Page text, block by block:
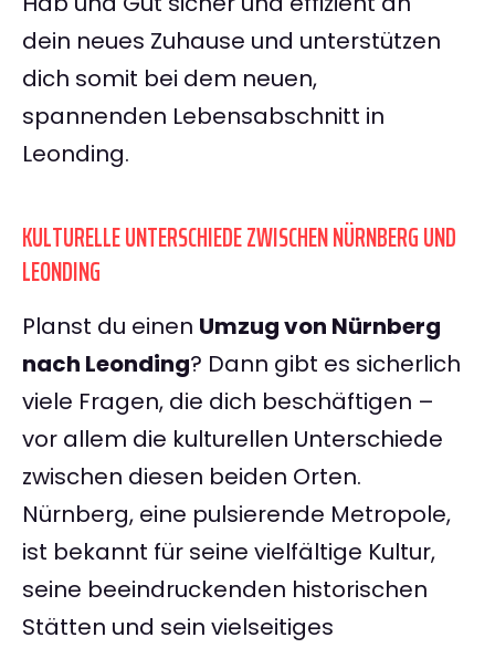
dein neues Zuhause und unterstützen
dich somit bei dem neuen,
spannenden Lebensabschnitt in
Leonding.
KULTURELLE UNTERSCHIEDE ZWISCHEN NÜRNBERG UND
LEONDING
Planst du einen Umzug von Nürnberg
nach Leonding? Dann gibt es sicherlich
viele Fragen, die dich beschäftigen –
vor allem die kulturellen Unterschiede
zwischen diesen beiden Orten.
Nürnberg, eine pulsierende Metropole,
ist bekannt für seine vielfältige Kultur,
seine beeindruckenden historischen
Stätten und sein vielseitiges